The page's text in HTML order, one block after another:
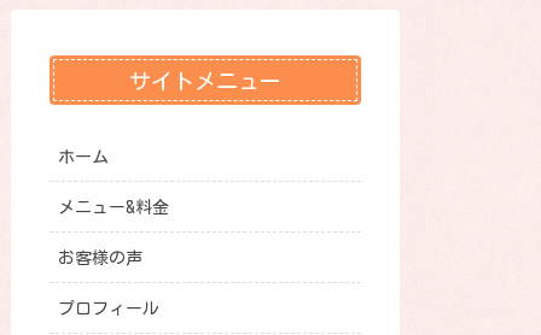
サイトメニュー
ホーム
メニュー&料金
お客様の声
プロフィール